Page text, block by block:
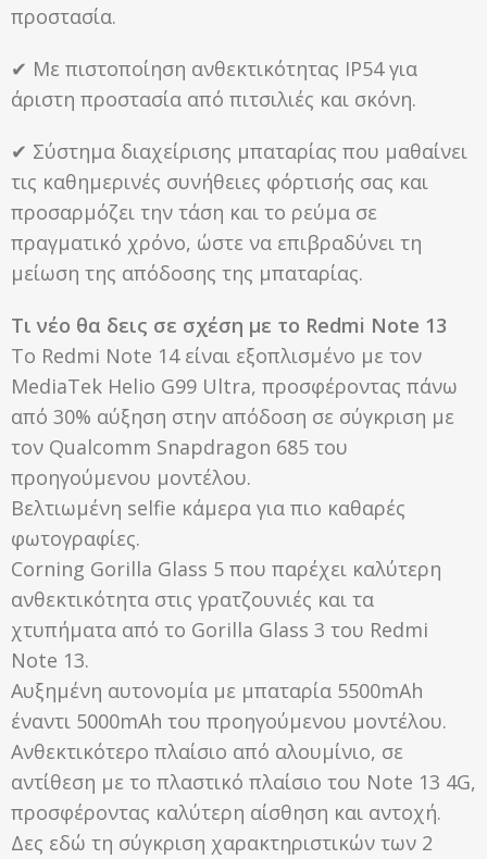
προστασία.
✔ Με πιστοποίηση ανθεκτικότητας IP54 για
άριστη προστασία από πιτσιλιές και σκόνη.
✔ Σύστημα διαχείρισης μπαταρίας που μαθαίνει
τις καθημερινές συνήθειες φόρτισής σας και
προσαρμόζει την τάση και το ρεύμα σε
πραγματικό χρόνο, ώστε να επιβραδύνει τη
μείωση της απόδοσης της μπαταρίας.
Τι νέο θα δεις σε σχέση με το Redmi Note 13
Το Redmi Note 14 είναι εξοπλισμένο με τον
MediaTek Helio G99 Ultra, προσφέροντας πάνω
από 30% αύξηση στην απόδοση σε σύγκριση με
τον Qualcomm Snapdragon 685 του
προηγούμενου μοντέλου.
Βελτιωμένη selfie κάμερα για πιο καθαρές
φωτογραφίες.
Corning Gorilla Glass 5 που παρέχει καλύτερη
ανθεκτικότητα στις γρατζουνιές και τα
χτυπήματα από το Gorilla Glass 3 του Redmi
Note 13.
Αυξημένη αυτονομία με μπαταρία 5500mAh
έναντι 5000mAh του προηγούμενου μοντέλου.
Ανθεκτικότερο πλαίσιο από αλουμίνιο, σε
αντίθεση με το πλαστικό πλαίσιο του Note 13 4G,
προσφέροντας καλύτερη αίσθηση και αντοχή.
Δες εδώ τη σύγκριση χαρακτηριστικών των 2